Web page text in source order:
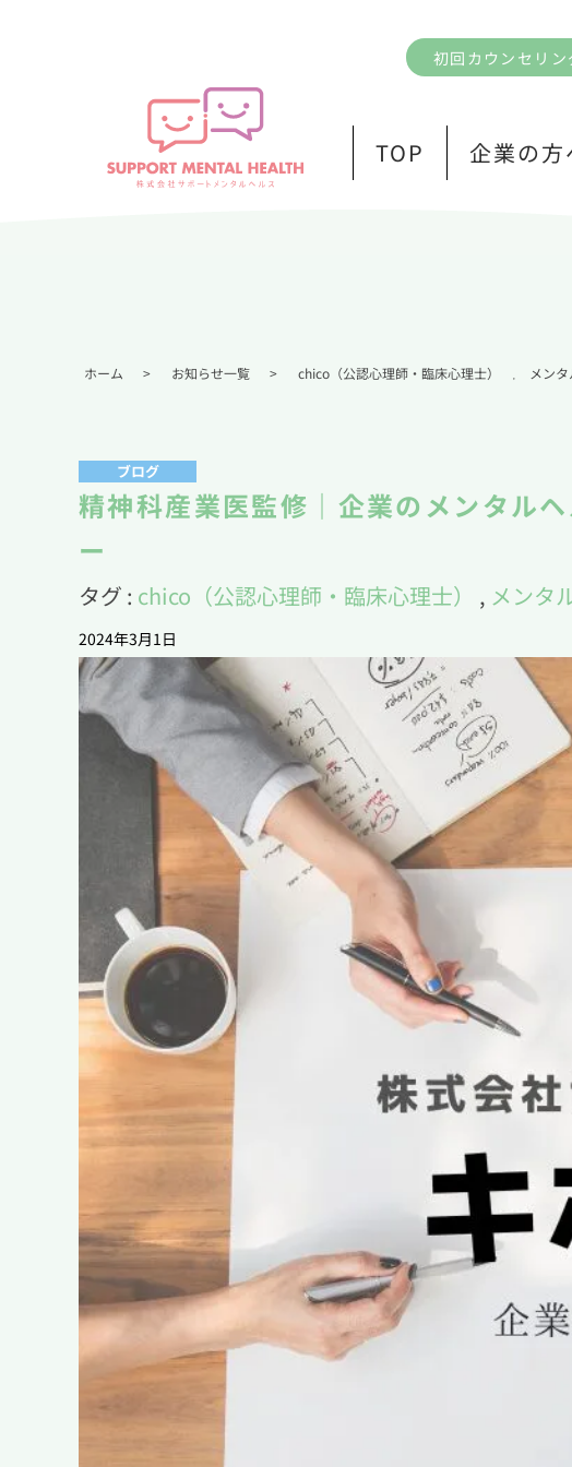
初回カウンセリ
TOP 企業の方
ホーム > お知らせ一覧 > chico（公認心理師・臨床心理士） , メン
ブログ
精神科産業医監修｜企業のメンタル
ー
タグ : chico（公認心理師・臨床心理士） , メンタ
2024年3月1日